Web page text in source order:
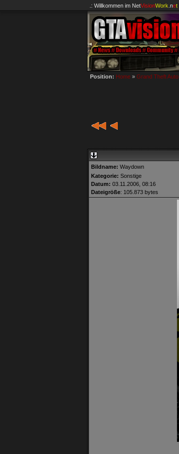
.: Willkommen im NetVisionWork .net
Position: Home » Grand Theft Auto
Bildname: Waydown
Kategorie: Sonstige
Datum: 03.11.2006, 08:16
Dateigröße: 105.873 bytes